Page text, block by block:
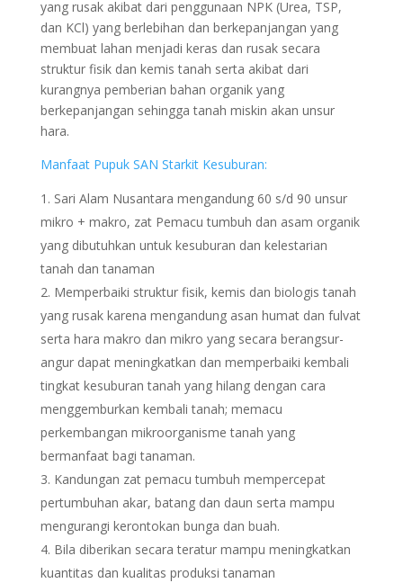
yang rusak akibat dari penggunaan NPK (Urea, TSP,
dan KCl) yang berlebihan dan berkepanjangan yang
membuat lahan menjadi keras dan rusak secara
struktur fisik dan kemis tanah serta akibat dari
kurangnya pemberian bahan organik yang
berkepanjangan sehingga tanah miskin akan unsur
hara.
Manfaat Pupuk SAN Starkit Kesuburan:
Sari Alam Nusantara mengandung 60 s/d 90 unsur
mikro + makro, zat Pemacu tumbuh dan asam organik
yang dibutuhkan untuk kesuburan dan kelestarian
tanah dan tanaman
Memperbaiki struktur fisik, kemis dan biologis tanah
yang rusak karena mengandung asan humat dan fulvat
serta hara makro dan mikro yang secara berangsur-
angur dapat meningkatkan dan memperbaiki kembali
tingkat kesuburan tanah yang hilang dengan cara
menggemburkan kembali tanah; memacu
perkembangan mikroorganisme tanah yang
bermanfaat bagi tanaman.
Kandungan zat pemacu tumbuh mempercepat
pertumbuhan akar, batang dan daun serta mampu
mengurangi kerontokan bunga dan buah.
Bila diberikan secara teratur mampu meningkatkan
kuantitas dan kualitas produksi tanaman